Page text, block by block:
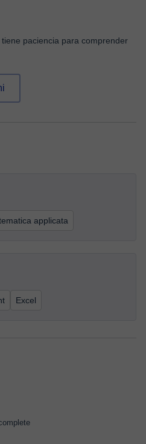
paciencia para comprender
applicata
Excel